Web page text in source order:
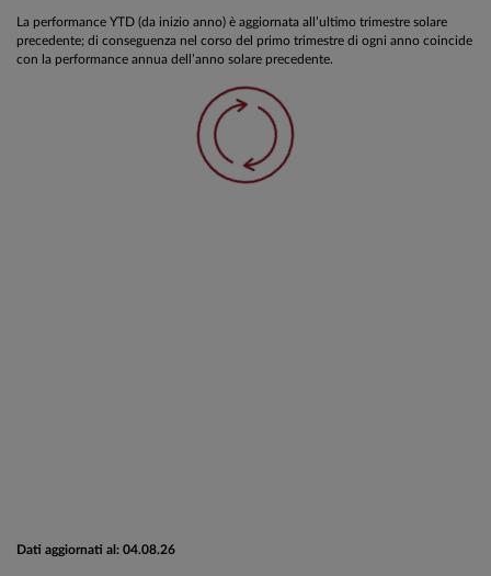
La performance YTD (da inizio anno) è aggiornata all’ultimo trimestre solare
precedente; di conseguenza nel corso del primo trimestre di ogni anno coincide
con la performance annua dell’anno solare precedente.
Dati aggiornati al: 04.08.26